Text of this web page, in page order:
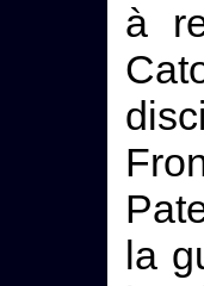
à
la